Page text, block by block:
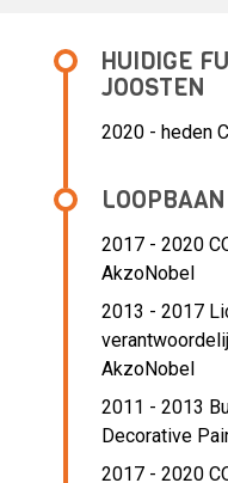
HUIDIGE
JOOSTEN
2020 - heden
2017 - 2020
AkzoNobel
2013 - 2017
AkzoNobel
2011 - 2013
Decorative
2017 - 2020